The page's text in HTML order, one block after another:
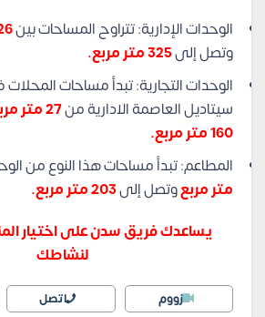
الوحدات الإدارية: تتراوح المساحات بين26
وتصل إلى325 متر مربع.
الوحدات التجارية: تبدأ مساحات
سيتاديل العاصمة الادارية من
160 متر مربع.
المطاعم: تبدأ مساحات هذا النوع من
متر مربعوتصل إلى203 متر مربع.
يساعدك فريق سدن على اختيار
لنشاطك
زووم اتصل